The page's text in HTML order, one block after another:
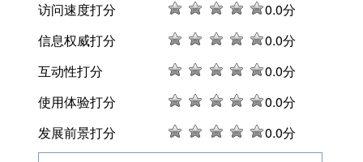
访问速度打分 0.0分
信息权威打分
0.0分
互动性打分
0.0分
使用体验打分
0.0分
发展前景打分
0.0分